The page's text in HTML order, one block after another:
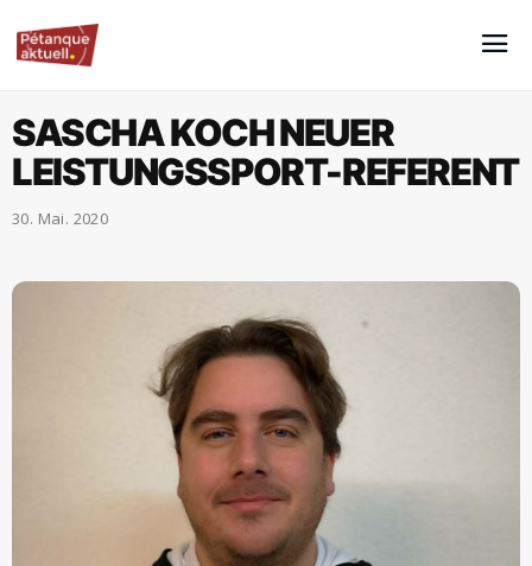
SASCHA KOCH NEUER
LEISTUNGSSPORT-REFERENT
30. Mai. 2020